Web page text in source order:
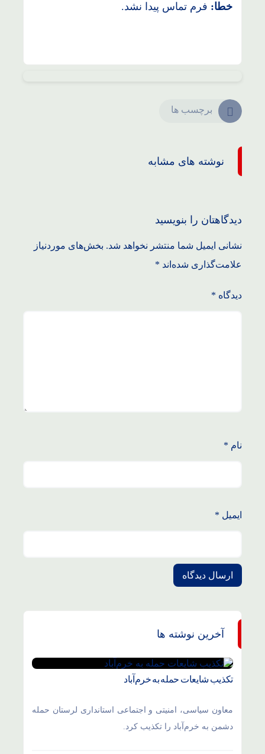
خطا: فرم تماس پیدا نشد.
برچسب ها
نوشته های مشابه
دیدگاهتان را بنویسید
نشانی ایمیل شما منتشر نخواهد شد. بخش‌های موردنیاز
علامت‌گذاری شده‌اند *
دیدگاه *
نام *
ایمیل *
آخرین نوشته ها
تکذیب شایعات حمله به خرم‌آباد
معاون سیاسی، امنیتی و اجتماعی استانداری لرستان حمله
دشمن به خرم‌آباد را تکذیب کرد.